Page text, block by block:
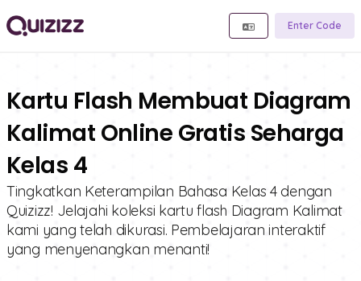
Enter Code
Kartu Flash Membuat Diagram
Kalimat Online Gratis Seharga
Kelas 4
Tingkatkan Keterampilan Bahasa Kelas 4 dengan
Quizizz! Jelajahi koleksi kartu flash Diagram Kalimat
kami yang telah dikurasi. Pembelajaran interaktif
yang menyenangkan menanti!